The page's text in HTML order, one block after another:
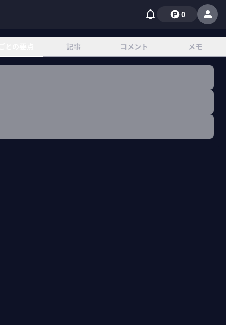
0
記事 コメント メモ